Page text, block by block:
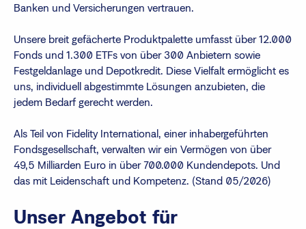
Banken und Versicherungen vertrauen.
Unsere breit gefächerte Produktpalette umfasst über 12.000
Fonds und 1.300 ETFs von über 300 Anbietern sowie
Festgeldanlage und Depotkredit. Diese Vielfalt ermöglicht es
uns, individuell abgestimmte Lösungen anzubieten, die
jedem Bedarf gerecht werden.
Als Teil von Fidelity International, einer inhabergeführten
Fondsgesellschaft, verwalten wir ein Vermögen von über
49,5 Milliarden Euro in über 700.000 Kundendepots. Und
das mit Leidenschaft und Kompetenz. (Stand 05/2026)
Unser Angebot für